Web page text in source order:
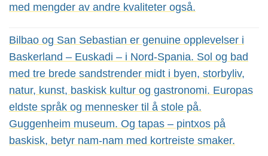
med mengder av andre kvaliteter også.
Bilbao og San Sebastian er genuine opplevelser i
Baskerland – Euskadi – i Nord-Spania. Sol og bad
med tre brede sandstrender midt i byen, storbyliv,
natur, kunst, baskisk kultur og gastronomi. Europas
eldste språk og mennesker til å stole på.
Guggenheim museum. Og tapas – pintxos på
baskisk, betyr nam-nam med kortreiste smaker.